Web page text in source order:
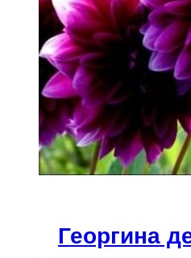
Георгина